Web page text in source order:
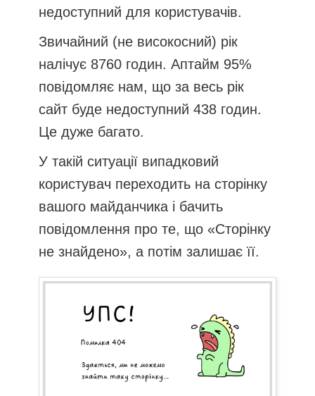
недоступний для користувачів.
Звичайний (не високосний) рік
налічує 8760 годин. Аптайм 95%
повідомляє нам, що за весь рік
сайт буде недоступний 438 годин.
Це дуже багато.
У такій ситуації випадковий
користувач переходить на сторінку
вашого майданчика і бачить
повідомлення про те, що «Сторінку
не знайдено», а потім залишає її.